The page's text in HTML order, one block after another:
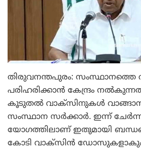
തിരുവനന്തപുരം: സംസ്ഥാനത്തെ
പരിഹരിക്കാന്‍ കേന്ദ്രം
കൂടുതല്‍ വാക്സിനുകള്‍ വാങ്ങാന്‍
സംസ്ഥാന സര്‍ക്കാര്‍. ഇന്ന് ചേര്‍ന്ന
യോഗത്തിലാണ് ഇതുമായി
കോടി വാക്സിന്‍